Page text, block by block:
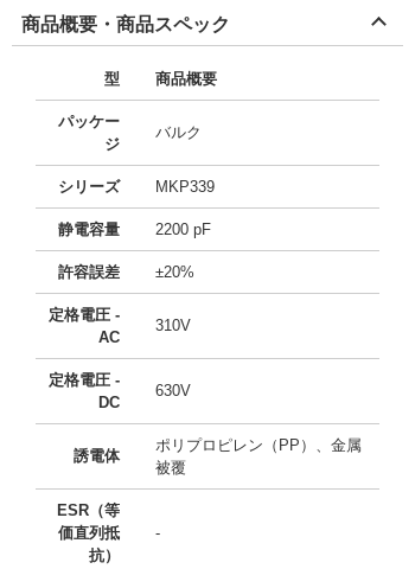
商品概要・商品スペック
型 商品概要
パッケー
ジ
バルク
シリーズ MKP339
静電容量 2200 pF
許容誤差 ±20%
定格電圧 -
AC
310V
定格電圧 -
DC
630V
誘電体
ポリプロピレン（PP）、金属
被覆
ESR（等
価直列抵
抗）
-